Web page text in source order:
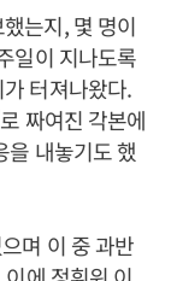
는지, 몇 명이
일이 지나도록
터져나왔다.
짜여진 각본에
을 내놓기도 했
며 이 중 과반